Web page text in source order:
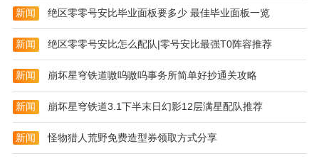
新闻 绝区零零号安比毕业面板要多少 最佳毕业面板一览
新闻 绝区零零号安比怎么配队|零号安比最强T0阵容推荐
新闻 崩坏星穹铁道嗷呜嗷呜事务所简单好抄通关攻略
新闻 崩坏星穹铁道3.1下半末日幻影12层满星配队推荐
新闻 怪物猎人荒野免费造型券领取方式分享